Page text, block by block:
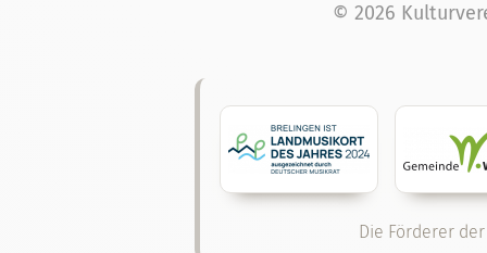
© 2026
Die Förderer